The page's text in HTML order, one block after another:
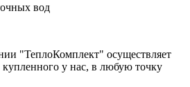
вод
"ТеплоКомплект" осуществляет
купленного у нас, в любую точку